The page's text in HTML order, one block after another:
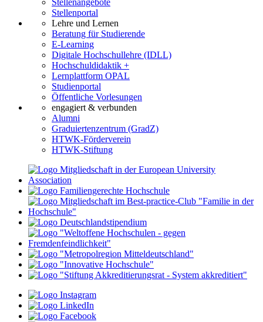
Stellenangebote
Stellenportal
Lehre und Lernen
Beratung für Studierende
E-Learning
Digitale Hochschullehre (IDLL)
Hochschuldidaktik +
Lernplattform OPAL
Studienportal
Öffentliche Vorlesungen
engagiert & verbunden
Alumni
Graduiertenzentrum (GradZ)
HTWK-Förderverein
HTWK-Stiftung